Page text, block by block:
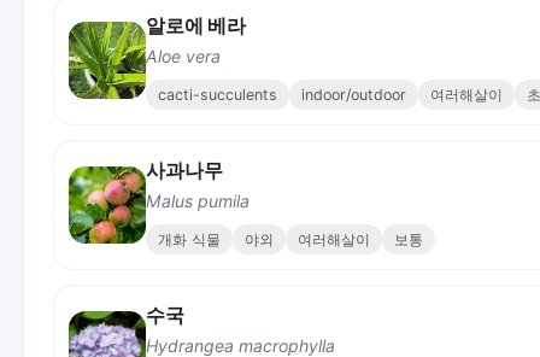
알로에 베라
Aloe vera
cacti-succulents indoor/outdoor 여러해살이
사과나무
Malus pumila
개화 식물 야외 여러해살이 보통
수국
Hydrangea macrophylla